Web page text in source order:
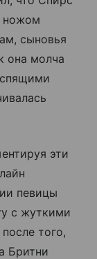
ножом
сыновья
она молча
эти
певицы
с жуткими
того,
Бритни